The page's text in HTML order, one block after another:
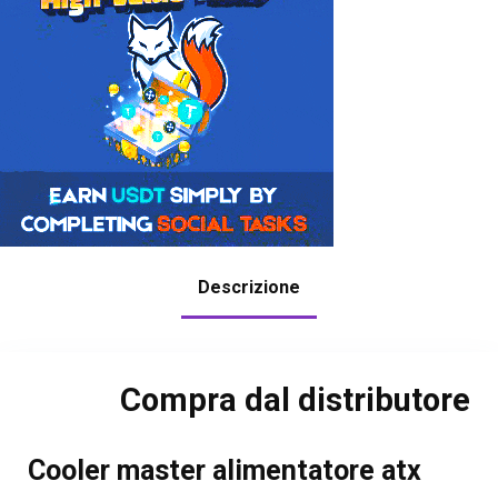
Descrizione
Compra dal distributore
Cooler master alimentatore atx